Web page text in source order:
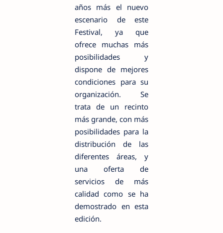
años más el nuevo
escenario de este
Festival, ya que
ofrece muchas más
posibilidades y
dispone de mejores
condiciones para su
organización. Se
trata de un recinto
más grande, con más
posibilidades para la
distribución de las
diferentes áreas, y
una oferta de
servicios de más
calidad como se ha
demostrado en esta
edición.